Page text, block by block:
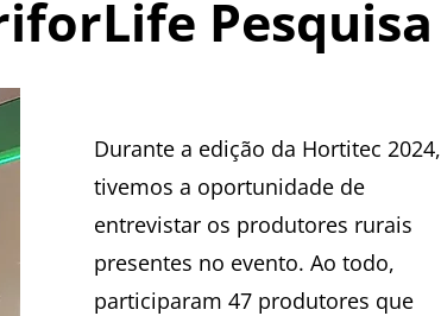
Pesquisa
Durante a edição da Hortitec 2024,
tivemos a oportunidade de
entrevistar os produtores rurais
presentes no evento. Ao todo,
participaram 47 produtores que